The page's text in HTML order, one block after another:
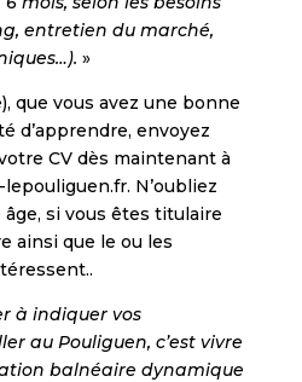
entretien du marché,
»
que vous avez une bonne
d’apprendre, envoyez
CV dès maintenant à
N’oubliez
si vous êtes titulaire
ainsi que le ou les
à indiquer vos
au Pouliguen, c’est vivre
balnéaire dynamique